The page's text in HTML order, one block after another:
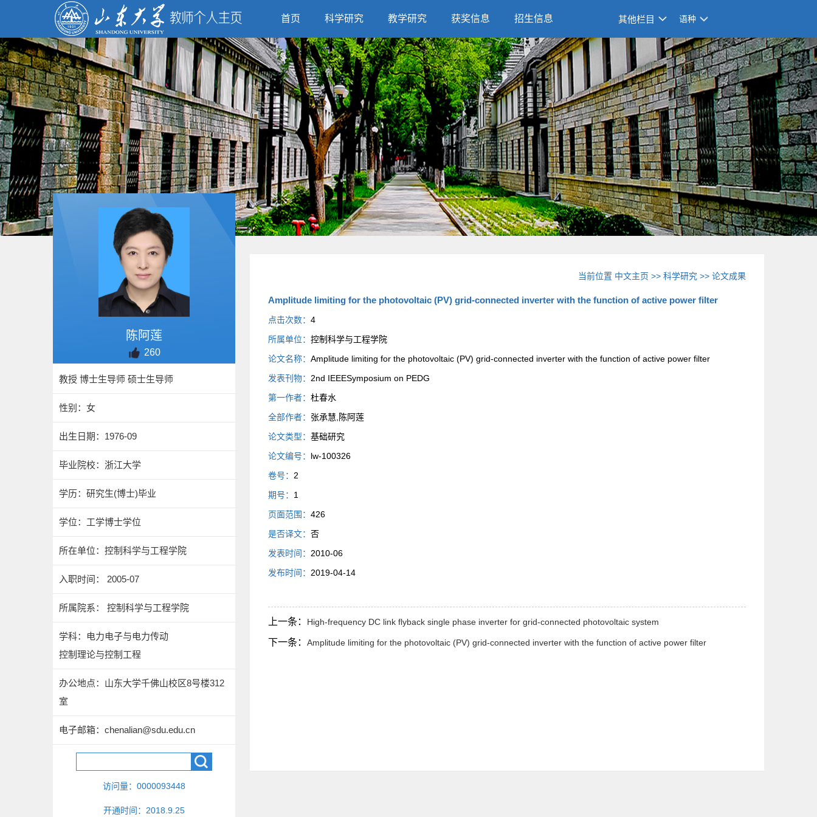
首页 科学研究 教学研究 获奖信息 招生信息 其他栏目 语种
陈阿莲
260
教授 博士生导师 硕士生导师
性别：女
出生日期：1976-09
毕业院校：浙江大学
学历：研究生(博士)毕业
学位：工学博士学位
所在单位：控制科学与工程学院
入职时间： 2005-07
所属院系： 控制科学与工程学院
学科：电力电子与电力传动
控制理论与控制工程
办公地点：山东大学千佛山校区8号楼312
室
电子邮箱： chenalian@sdu.edu.cn
访问量： 0000093448
开通时间： 2018 9 25
当前位置 中文主页 >>科学研究 >>论文成果
Amplitude limiting for the photovoltaic (PV) grid-connected inverter with the function of active power filter
点击次数： 4
所属单位： 控制科学与工程学院
论文名称： Amplitude limiting for the photovoltaic (PV) grid-connected inverter with the function of active power filter
发表刊物： 2nd IEEESymposium on PEDG
第一作者： 杜春水
全部作者： 张承慧,陈阿莲
论文类型： 基础研究
论文编号： lw-100326
卷号： 2
期号： 1
页面范围： 426
是否译文： 否
发表时间： 2010-06
发布时间： 2019-04-14
上一条： High-frequency DC link flyback single phase inverter for grid-connected photovoltaic system
下一条： Amplitude limiting for the photovoltaic (PV) grid-connected inverter with the function of active power filter